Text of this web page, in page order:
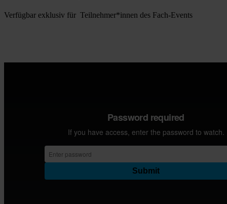
Verfügbar exklusiv für  Teilnehmer*innen des Fach-Events